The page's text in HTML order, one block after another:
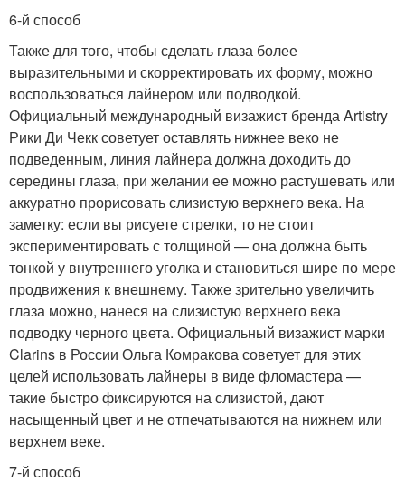
6-й способ
Также для того, чтобы сделать глаза более
выразительными и скорректировать их форму, можно
воспользоваться лайнером или подводкой.
Официальный международный визажист бренда Artistry
Рики Ди Чекк советует оставлять нижнее веко не
подведенным, линия лайнера должна доходить до
середины глаза, при желании ее можно растушевать или
аккуратно прорисовать слизистую верхнего века. На
заметку: если вы рисуете стрелки, то не стоит
экспериментировать с толщиной — она должна быть
тонкой у внутреннего уголка и становиться шире по мере
продвижения к внешнему. Также зрительно увеличить
глаза можно, нанеся на слизистую верхнего века
подводку черного цвета. Официальный визажист марки
Clarins в России Ольга Комракова советует для этих
целей использовать лайнеры в виде фломастера —
такие быстро фиксируются на слизистой, дают
насыщенный цвет и не отпечатываются на нижнем или
верхнем веке.
7-й способ